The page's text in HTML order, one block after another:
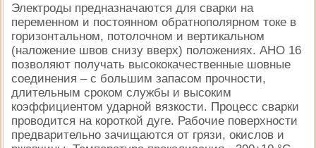
Электроды предназначаются для сварки на
переменном и постоянном обратнополярном токе в
горизонтальном, потолочном и вертикальном
(наложение швов снизу вверх) положениях. АНО 16
позволяют получать высококачественные шовные
соединения – с большим запасом прочности,
длительным сроком службы и высоким
коэффициентом ударной вязкости. Процесс сварки
проводится на короткой дуге. Рабочие поверхности
предварительно зачищаются от грязи, окислов и